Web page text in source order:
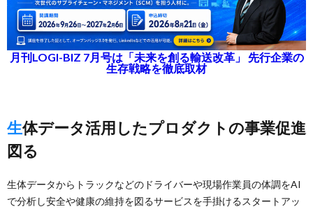
月刊LOGI-BIZ 7月号は「未来を創る輸送改革」 先行企業の
生存戦略を徹底取材
生体データ活用したプロダクトの事業促進
図る
生体データからトラックなどのドライバーや現場作業員の体調をAI
で分析し安全や健康の維持を図るサービスを手掛けるスタートアッ